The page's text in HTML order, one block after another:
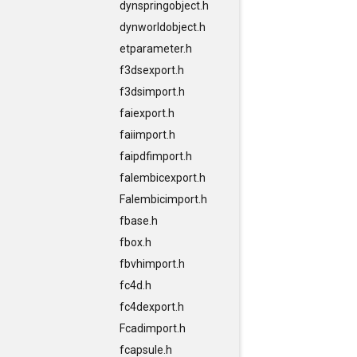
dynspringobject.h
dynworldobject.h
etparameter.h
f3dsexport.h
f3dsimport.h
faiexport.h
faiimport.h
faipdfimport.h
falembicexport.h
Falembicimport.h
fbase.h
fbox.h
fbvhimport.h
fc4d.h
fc4dexport.h
Fcadimport.h
fcapsule.h